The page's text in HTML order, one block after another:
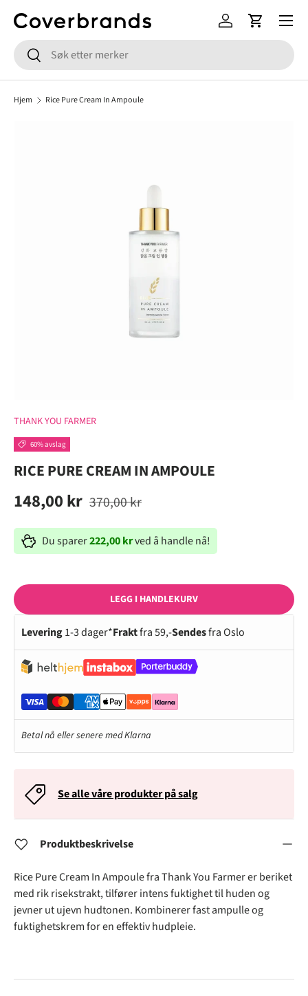
HOPP TIL INNHOLD
Søk
Søk
Logg innHandlekurv
Meny
Hjem Rice Pure Cream In Ampoule
THANK YOU FARMER
60% avslag
RICE PURE CREAM IN AMPOULE
148,00 kr 370,00 kr
Du sparer222,00 krved å handle nå!
LEGG I HANDLEKURV
Levering1-3 dager*Fraktfra 59,-Sendesfra Oslo
Betal nå eller senere med Klarna
Se alle våre produkter på salg
Produktbeskrivelse
Rice Pure Cream In Ampoule fra Thank You Farmer er beriket
med rik risekstrakt, tilfører intens fuktighet til huden og
jevner ut ujevn hudtonen. Kombinerer fast ampulle og
fuktighetskrem for en effektiv hudpleie.